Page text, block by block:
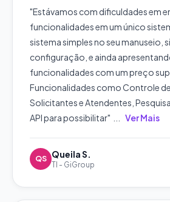
"Estávamos com dificuldades em
funcionalidades em um único
sistema simples no seu manuseio,
configuração, e ainda
funcionalidades com um preço
Funcionalidades como Controle de
Solicitantes e Atendentes,
API para possibilitar" Ver Mais
QS Queila S.
TI - GiGroup